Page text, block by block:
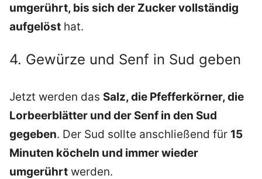
umgerührt, bis sich der Zucker vollständig
aufgelöst hat.
4. Gewürze und Senf in Sud geben
Jetzt werden das Salz, die Pfefferkörner, die
Lorbeerblätter und der Senf in den Sud
gegeben. Der Sud sollte anschließend für 15
Minuten köcheln und immer wieder
umgerührt werden.